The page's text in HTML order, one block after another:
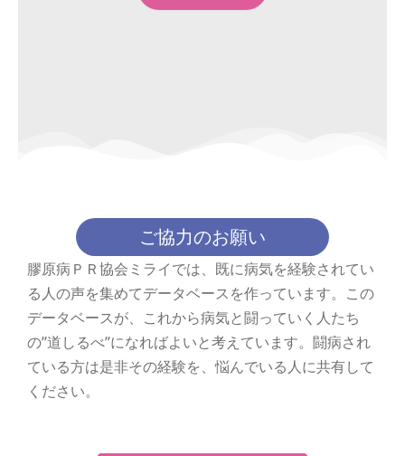
ご協力のお願い
膠原病ＰＲ協会ミライでは、既に病気を経験されてい
る人の声を集めてデータベースを作っています。この
データベースが、これから病気と闘っていく人たち
の”道しるべ”になればよいと考えています。闘病され
ている方は是非その経験を、悩んでいる人に共有して
ください。